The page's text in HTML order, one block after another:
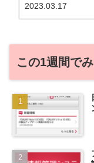
2023.03.17
この1週間で